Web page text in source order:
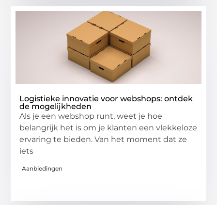
Logistieke innovatie voor webshops: ontdek
de mogelijkheden
Als je een webshop runt, weet je hoe
belangrijk het is om je klanten een vlekkeloze
ervaring te bieden. Van het moment dat ze
iets
Aanbiedingen